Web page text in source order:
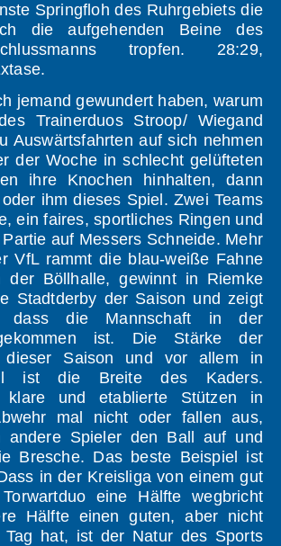
Springfloh des Ruhrgebiets die
die aufgehenden Beine des
tropfen. 28:29,
jemand gewundert haben, warum
Trainerduos Stroop/ Wiegand
Auswärtsfahrten auf sich nehmen
der Woche in schlecht gelüfteten
ihre Knochen hinhalten, dann
ihm dieses Spiel. Zwei Teams
ein faires, sportliches Ringen und
auf Messers Schneide. Mehr
VfL rammt die blau-weiße Fahne
der Böllhalle, gewinnt in Riemke
Stadtderby der Saison und zeigt
dass die Mannschaft in der
ist. Die Stärke der
dieser Saison und vor allem in
ist die Breite des Kaders.
klare und etablierte Stützen in
mal nicht oder fallen aus,
andere Spieler den Ball auf und
Bresche. Das beste Beispiel ist
in der Kreisliga von einem gut
eine Hälfte wegbricht
Hälfte einen guten, aber nicht
Tag hat, ist der Natur des Sports